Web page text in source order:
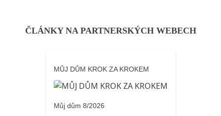
ČLÁNKY NA PARTNERSKÝCH WEBECH
MŮJ DŮM KROK ZA KROKEM
Můj dům 8/2026